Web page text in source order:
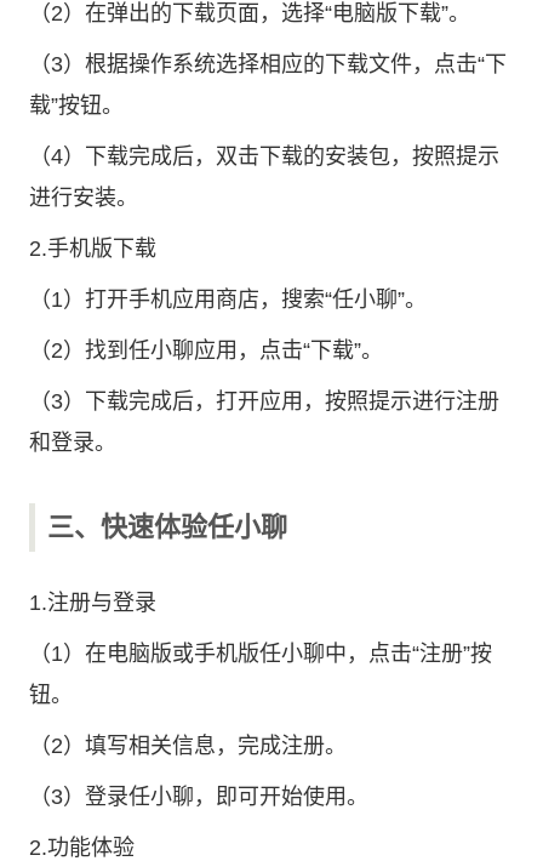
（2）在弹出的下载页面，选择“电脑版下载”。
（3）根据操作系统选择相应的下载文件，点击“下
载”按钮。
（4）下载完成后，双击下载的安装包，按照提示
进行安装。
2.手机版下载
（1）打开手机应用商店，搜索“任小聊”。
（2）找到任小聊应用，点击“下载”。
（3）下载完成后，打开应用，按照提示进行注册
和登录。
三、快速体验任小聊
1.注册与登录
（1）在电脑版或手机版任小聊中，点击“注册”按
钮。
（2）填写相关信息，完成注册。
（3）登录任小聊，即可开始使用。
2.功能体验